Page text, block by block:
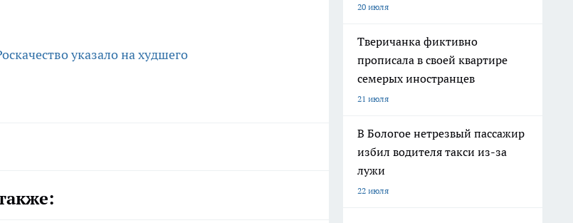
указало на худшего
20 июля
Тверичанка фиктивно
прописала в своей квартире
семерых иностранцев
21 июля
В Бологое нетрезвый пассажир
избил водителя такси из-за
лужи
22 июля